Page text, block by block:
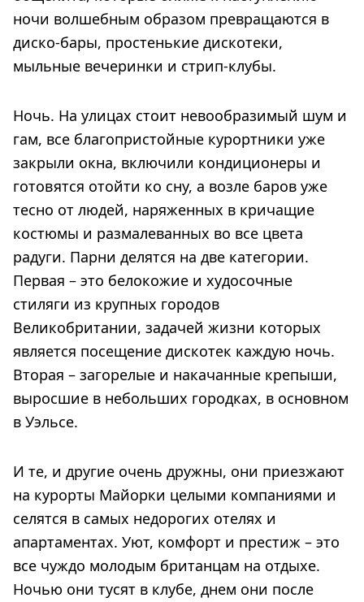
ночи волшебным образом превращаются в
диско-бары, простенькие дискотеки,
мыльные вечеринки и стрип-клубы.
Ночь. На улицах стоит невообразимый шум и
гам, все благопристойные курортники уже
закрыли окна, включили кондиционеры и
готовятся отойти ко сну, а возле баров уже
тесно от людей, наряженных в кричащие
костюмы и размалеванных во все цвета
радуги. Парни делятся на две категории.
Первая – это белокожие и худосочные
стиляги из крупных городов
Великобритании, задачей жизни которых
является посещение дискотек каждую ночь.
Вторая – загорелые и накачанные крепыши,
выросшие в небольших городках, в основном
в Уэльсе.
И те, и другие очень дружны, они приезжают
на курорты Майорки целыми компаниями и
селятся в самых недорогих отелях и
апартаментах. Уют, комфорт и престиж – это
все чуждо молодым британцам на отдыхе.
Ночью они тусят в клубе, днем они после